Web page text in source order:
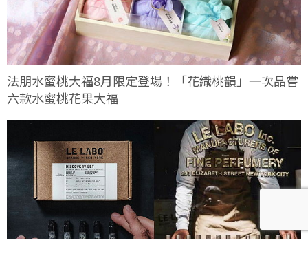
法朋水蜜桃大福8月限定登場！「花織桃韻」一次品嘗
六款水蜜桃花果大福